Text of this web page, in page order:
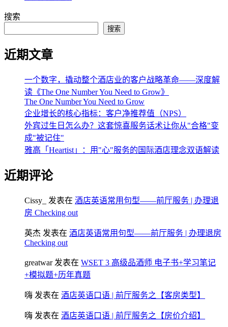
搜索
搜索
近期文章
一个数字，撬动整个酒店业的客户战略革命——深度解
读《The One Number You Need to Grow》
The One Number You Need to Grow
企业增长的核心指标：客户净推荐值（NPS）
外宾过生日怎么办？这套惊喜服务话术让你从"合格"变
成"被记住"
雅高「Heartist」：用"心"服务的国际酒店理念双语解读
近期评论
Cissy_ 发表在 酒店英语常用句型——前厅服务 | 办理退
房 Checking out
英杰 发表在 酒店英语常用句型——前厅服务 | 办理退房
Checking out
greatwar发表在 WSET 3 高级品酒师 电子书+学习笔记
+模拟题+历年真题
嗨 发表在 酒店英语口语 | 前厅服务之【客房类型】
嗨 发表在 酒店英语口语 | 前厅服务之【房价介绍】